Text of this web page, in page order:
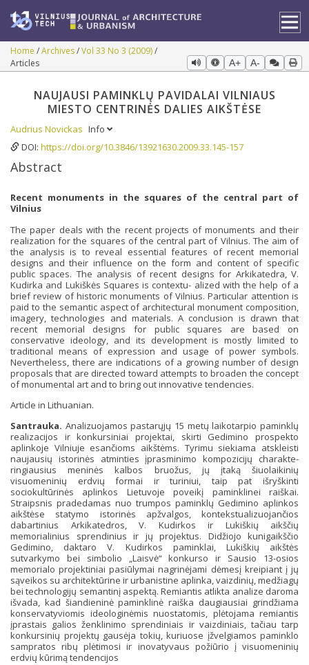
Home Archives Vol 33 No 3 (2009)
Articles
A+ A-
NAUJAUSI PAMINKLŲ PAVIDALAI VILNIAUS
MIESTO CENTRINĖS DALIES AIKŠTĖSE
Audrius Novickas Info
DOI: https://doi.org/10.3846/13921630.2009.33.145-157
Abstract
Recent monuments in the squares of the central part of
Vilnius
The paper deals with the recent projects of monuments and their
realization for the squares of the central part of Vilnius. The aim of
the analysis is to reveal essential features of recent memorial
designs and their influence on the form and content of specific
public spaces. The analysis of recent designs for Arkikatedra, V.
Kudirka and Lukiškės Squares is contextu- alized with the help of a
brief review of historic monuments of Vilnius. Particular attention is
paid to the semantic aspect of architectural monument composition,
imagery, technologies and materials. A conclusion is drawn that
recent memorial designs for public squares are based on
conservative ideology, and its development is mostly limited to
traditional means of expression and usage of power symbols.
Nevertheless, there are indications of a growing number of design
proposals that are directed toward attempts to broaden the concept
of monumental art and to bring out innovative tendencies.
Article in Lithuanian.
Santrauka. Analizuojamos pastarųjų 15 metų laikotarpio paminklų
realizacijos ir konkursiniai projektai, skirti Gedimino prospekto
aplinkoje Vilniuje esančioms aikštėms. Tyrimu siekiama atskleisti
naujausių istorinės atminties įprasminimo kompozicijų charakte-
ringiausius meninės kalbos bruožus, jų įtaką šiuolaikinių
visuomeninių erdvių formai ir turiniui, taip pat išryškinti
sociokultūrinės aplinkos Lietuvoje poveikį paminklinei raiškai.
Straipsnis pradedamas nuo trumpos paminklų Gedimino aplinkos
aikštėse statymo istorinės apžvalgos, kontekstualizuojančios
dabartinius Arkikatedros, V. Kudirkos ir Lukiškių aikščių
memorialinius sprendinius ir jų projektus. Didžiojo kunigaikščio
Gedimino, daktaro V. Kudirkos paminklai, Lukiškių aikštės
sutvarkymo bei simbolio „Laisvė“ konkurso ir Sausio 13-osios
memorialo projektiniai pasiūlymai nagrinėjami dėmesį kreipiant į jų
sąveikos su architektūrine ir urbanistine aplinka, vaizdinių, medžiagų
bei technologijų semantinį aspektą. Remiantis atlikta analize daroma
išvada, kad šiandieninė paminklinė raiška daugiausiai grindžiama
konservatyviomis ideologinėmis nuostatomis, plėtojama remiantis
įprastais galios ženklinimo sprendiniais ir vaizdiniais, tačiau tarp
konkursinių projektų gausėja tokių, kuriuose įžvelgiamos paminklo
sampratos ribų plėtimosi ir inovatyvaus požiūrio į visuomeninių
erdvių kūrimą tendencijos